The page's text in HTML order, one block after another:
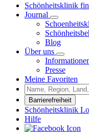
Schönheitsklinik
Journal
Blog
Über uns
Presse
Meine Favoriten
Barrierefreiheit
Schönheitsklinik
Hilfe